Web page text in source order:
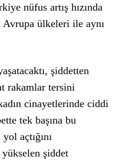
nüfus artış hızında
Avrupa ülkeleri ile aynı
şiddetten
rakamlar tersini
cinayetlerinde ciddi
tek başına bu
açtığını
şiddet